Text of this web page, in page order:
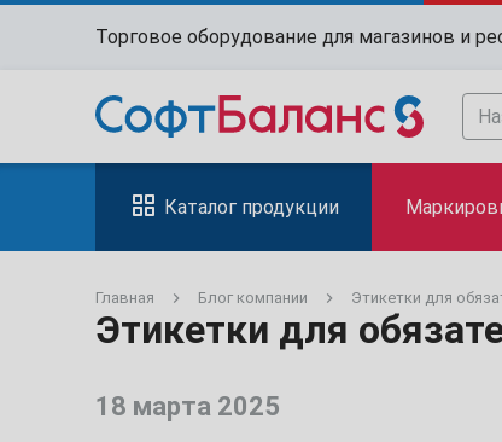
Торговое оборудование для магазинов и
Каталог продукции
Главная Блог компании Этикетки для
Этикетки для
18 марта 2025